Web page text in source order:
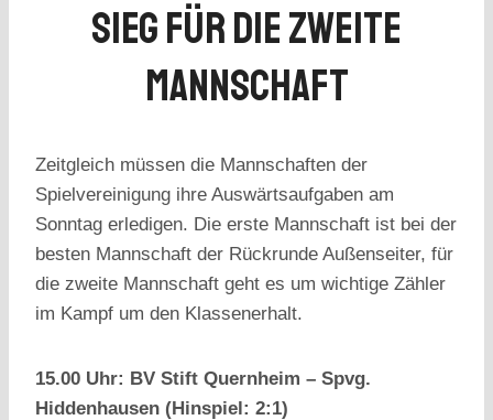
Sieg Für Die Zweite
Mannschaft
Zeitgleich müssen die Mannschaften der
Spielvereinigung ihre Auswärtsaufgaben am
Sonntag erledigen. Die erste Mannschaft ist bei der
besten Mannschaft der Rückrunde Außenseiter, für
die zweite Mannschaft geht es um wichtige Zähler
im Kampf um den Klassenerhalt.
15.00 Uhr: BV Stift Quernheim – Spvg.
Hiddenhausen (Hinspiel: 2:1)